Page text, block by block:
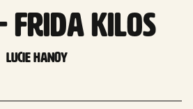
KILOS
Lucie Hanoy